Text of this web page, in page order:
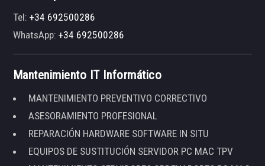
Tel:+34 692500286
WhatsApp:+34 692500286
Mantenimiento IT Informático
MANTENIMIENTO PREVENTIVO CORRECTIVO
ASESORAMIENTO PROFESIONAL
REPARACIÓN HARDWARE SOFTWARE IN SITU
EQUIPOS DE SUSTITUCIÓN SERVIDOR PC MAC TPV